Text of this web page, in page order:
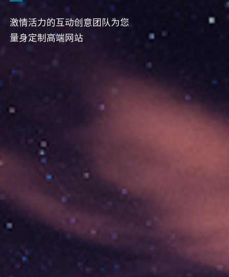
激情活力的互动创意团队为您
量身定制高端网站